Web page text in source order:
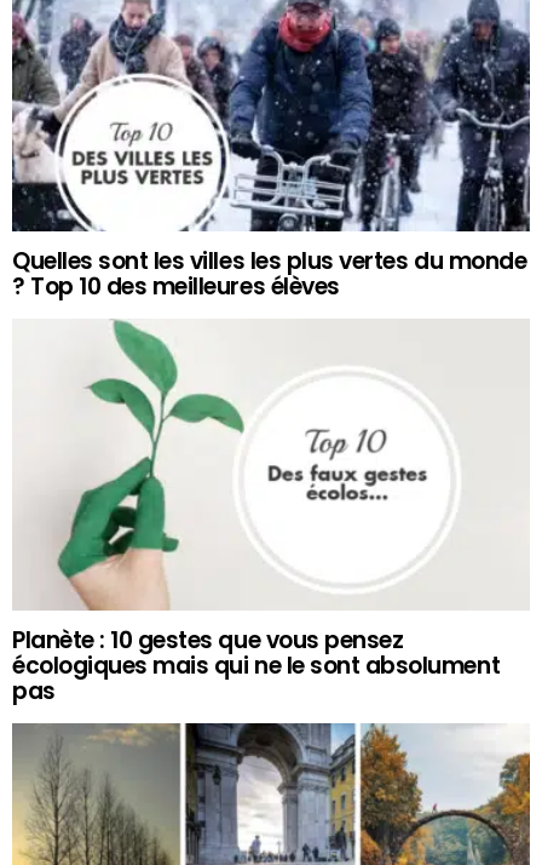
Quelles sont les villes les plus vertes du monde
? Top 10 des meilleures élèves
Planète : 10 gestes que vous pensez
écologiques mais qui ne le sont absolument
pas